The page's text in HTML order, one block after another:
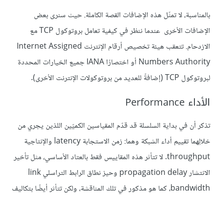
بالمناسبة، لا تمثّل هذه الإضافات القصة الكاملة. حيث سنرى بعض
الإضافات الأخرى عندما ننظر في كيفية تعامل بروتوكول TCP مع
الازدحام. تتعقب هيئة تخصيص أرقام الإنترنت Internet Assigned
Numbers Authority أو اختصارًا IANA جميع الخيارات المحددة
لبروتوكول TCP (إضافةً للعديد من بروتوكولات الإنترنت الأخرى).
الأداء Performance
تذكر أن في بداية السلسلة قد قدّم المقياسين الكميّين اللذين يجري من
خلالِهما تقييم أداء الشبكة وهما: زمن الاستجابة latency والإنتاجية
throughput. لا تتأثر هذه المقاييس فقط بالعتاد الأساسي، مثل تأخير
الانتشار propagation delay وحيز نطاق الرابط التراسلي link
bandwidth، كما هو مذكور في تلك المناقشة، ولكن تتأثر أيضًا بتكاليف